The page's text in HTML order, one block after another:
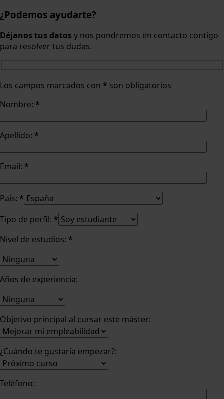
¿Podemos ayudarte?
Déjanos tus datos y nos pondremos en contacto contigo
para resolver tus dudas.
Los campos marcados con * son obligatorios
Nombre: *
Apellido: *
Email: *
País: *
Tipo de perfil: *
Nivel de estudios: *
Años de experiencia:
Objetivo principal al cursar este máster:
¿Cuándo te gustaría empezar?:
Teléfono: